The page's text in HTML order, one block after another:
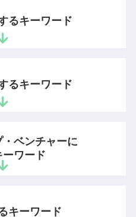
るキーワード
性
るキーワード
ンスベンチャーに
ーワード
支援
キーワード